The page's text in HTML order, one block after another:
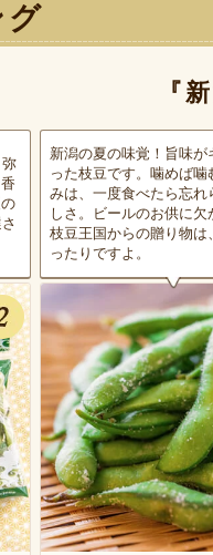
グ
『
新潟の夏の味覚！旨味が
った枝豆です。噛めば噛
みは、一度食べたら忘れ
しさ。ビールのお供に欠
枝豆王国からの贈り物は
ったりですよ。